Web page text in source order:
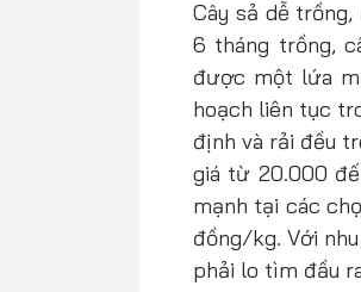
Cây sả dễ
6 tháng trồng,
được một lứa
hoạch liên tục
định và rải đều
giá từ 20.000
mạnh tại các
đồng/kg. Với
phải lo tìm đầu